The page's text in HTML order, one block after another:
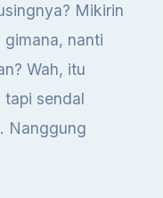
Mikirin
nanti
Wah, itu
tapi sendal
Nanggung